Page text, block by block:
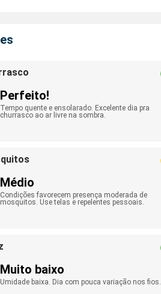
Perfeito!
Tempo quente e ensolarado. Excelente dia pra
churrasco ao ar livre na sombra.
Médio
Condições favorecem presença moderada de
mosquitos. Use telas e repelentes pessoais.
Muito baixo
Umidade baixa. Dia com pouca variação nos fios.